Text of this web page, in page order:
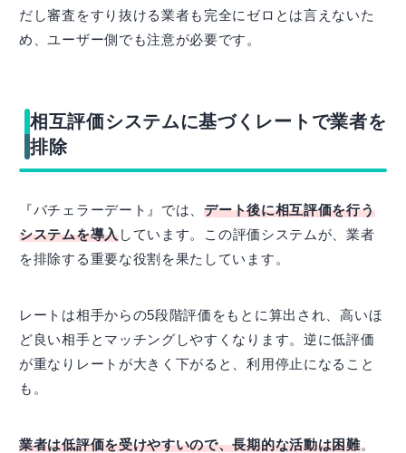
だし審査をすり抜ける業者も完全にゼロとは言えないた
め、ユーザー側でも注意が必要です。
相互評価システムに基づくレートで業者を
排除
『バチェラーデート』では、デート後に相互評価を行う
システムを導入しています。この評価システムが、業者
を排除する重要な役割を果たしています。
レートは相手からの5段階評価をもとに算出され、高いほ
ど良い相手とマッチングしやすくなります。逆に低評価
が重なりレートが大きく下がると、利用停止になること
も。
業者は低評価を受けやすいので、長期的な活動は困難。